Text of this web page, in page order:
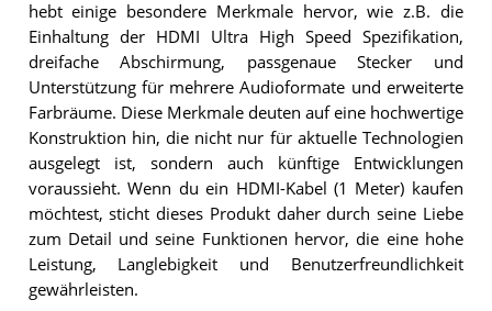
hebt einige besondere Merkmale hervor, wie z.B. die
Einhaltung der HDMI Ultra High Speed Spezifikation,
dreifache Abschirmung, passgenaue Stecker und
Unterstützung für mehrere Audioformate und erweiterte
Farbräume. Diese Merkmale deuten auf eine hochwertige
Konstruktion hin, die nicht nur für aktuelle Technologien
ausgelegt ist, sondern auch künftige Entwicklungen
voraussieht. Wenn du ein HDMI-Kabel (1 Meter) kaufen
möchtest, sticht dieses Produkt daher durch seine Liebe
zum Detail und seine Funktionen hervor, die eine hohe
Leistung, Langlebigkeit und Benutzerfreundlichkeit
gewährleisten.